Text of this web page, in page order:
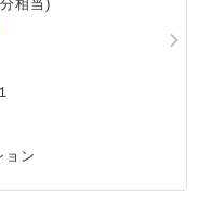
相当)
ョン